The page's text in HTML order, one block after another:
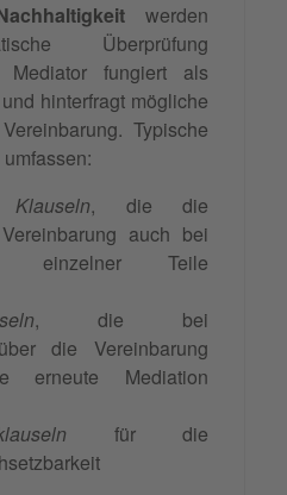
werden
Überprüfung
Mediator fungiert als
hinterfragt mögliche
Typische
Klauseln, die die
auch bei
einzelner Teile
, die bei
die Vereinbarung
erneute Mediation
für die